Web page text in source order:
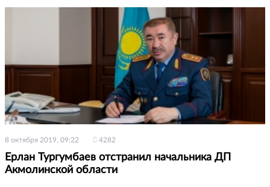
8 октября 2019, 09:22 4282
Ерлан Тургумбаев отстранил начальника ДП
Акмолинской области